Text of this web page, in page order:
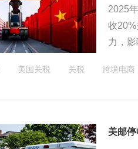
2025
收
力，
以保持
美国关税 关税 跨境电商
美邮